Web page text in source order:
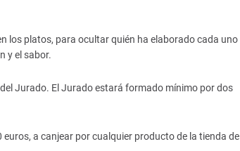
los platos, para ocultar quién ha elaborado cada uno
y el sabor.
Jurado. El Jurado estará formado mínimo por dos
a canjear por cualquier producto de la tienda de